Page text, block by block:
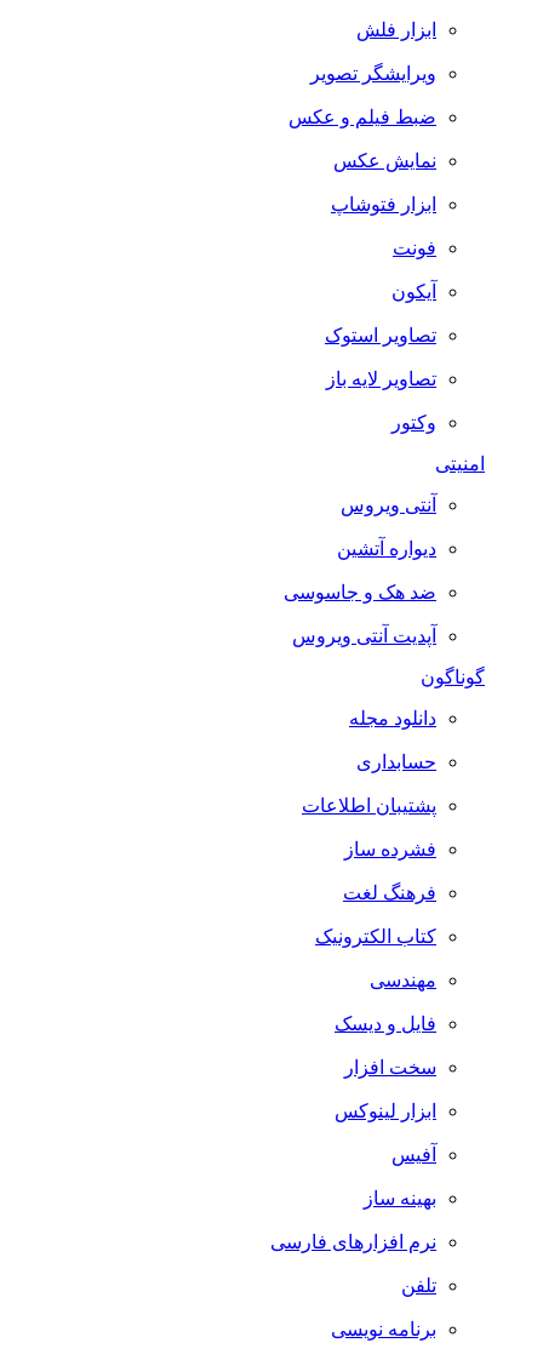
ابزار فلش
ویرایشگر تصویر
ضبط فيلم و عكس
نمایش عکس
ابزار فتوشاپ
فونت
آیکون
تصاویر استوک
تصاویر لایه باز
وکتور
امنیتی
آنتی ویروس
دیواره آتشین
ضد هک و جاسوسی
آپدیت آنتی ویروس
گوناگون
دانلود مجله
حسابداری
پشتیبان اطلاعات
فشرده ساز
فرهنگ لغت
کتاب الکترونیک
مهندسی
فایل و دیسک
سخت افزار
ابزار لینوکس
آفیس
بهینه ساز
نرم افزارهای فارسی
تلفن
برنامه نویسی